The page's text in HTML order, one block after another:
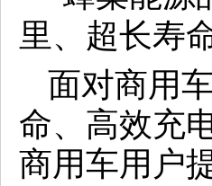
面对商用
命、高效充
商用车用户